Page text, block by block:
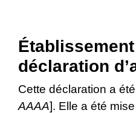
déclaration
Cette déclaration a
AAAA]. Elle a été